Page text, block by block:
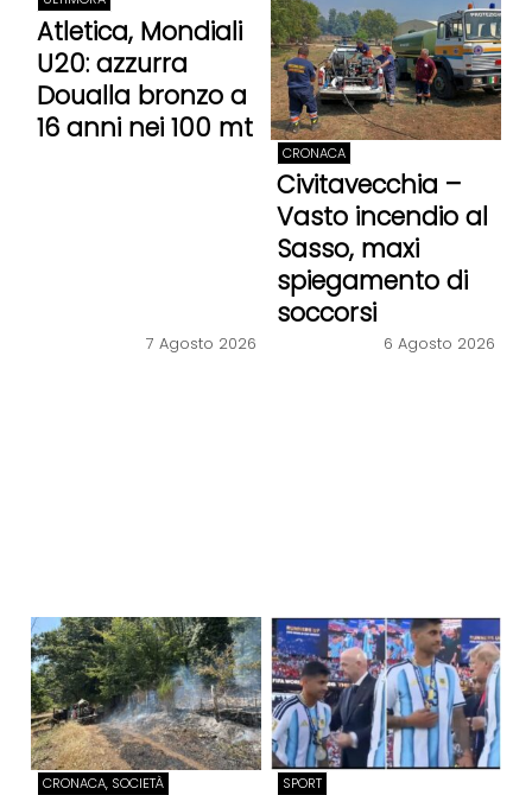
Atletica, Mondiali
U20: azzurra
Doualla bronzo a
16 anni nei 100 mt
7 Agosto 2026
CRONACA
Civitavecchia –
Vasto incendio al
Sasso, maxi
spiegamento di
soccorsi
6 Agosto 2026
CRONACA, SOCIETÀ SPORT